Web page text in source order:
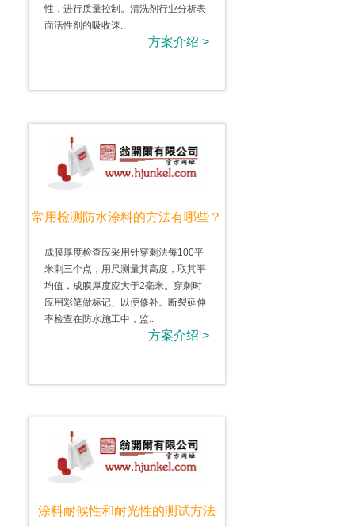
性，进行质量控制。清洗剂行业分析表
面活性剂的吸收速..
方案介绍 >
常用检测防水涂料的方法有哪些？
成膜厚度检查应采用针穿刺法每100平
米刺三个点，用尺测量其高度，取其平
均值，成膜厚度应大于2毫米。穿刺时
应用彩笔做标记、以便修补。断裂延伸
率检查在防水施工中，监..
方案介绍 >
涂料耐候性和耐光性的测试方法